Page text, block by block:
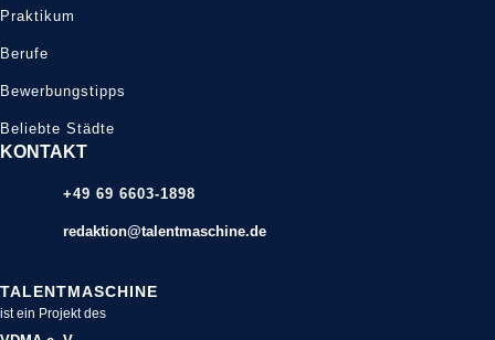
Praktikum
Berufe
Bewerbungstipps
Beliebte Städte
KONTAKT
+49 69 6603-1898
redaktion@talentmaschine.de
TALENTMASCHINE
ist ein Projekt des